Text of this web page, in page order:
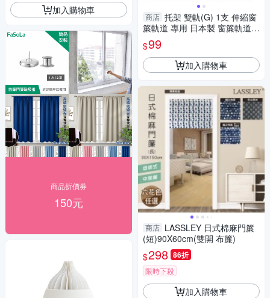
加入購物車
商品折價券
150元
商店 托架 雙軌(G) 1支 伸縮窗
簾軌道 專用 日本製 窗簾軌道安
裝DIY 方型伸縮窗簾軌道 窗簾
伸縮桿
$99
加入購物車
商店 LASSLEY 日式棉麻門簾
(短)90X60cm(雙開 布簾)
$298 86折
限時下殺
加入購物車